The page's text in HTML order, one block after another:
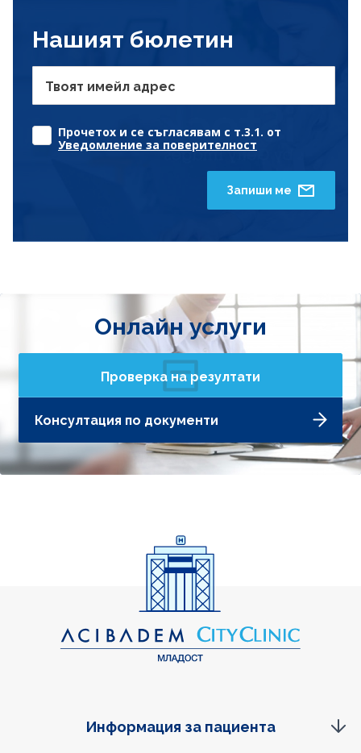
Нашият бюлетин
Твоят имейл адрес
Прочетох и се съгласявам с т.3.1. от
Уведомление за поверителност
Запиши ме
Онлайн услуги
Проверка на резултати
Консултация по документи
Информация за пациента